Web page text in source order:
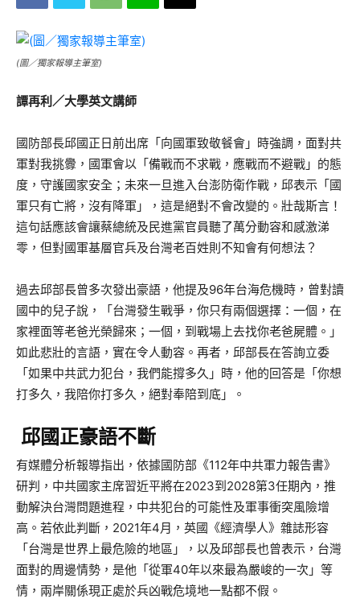
(圖／獨家報導主筆室)
譚再利／大學英文講師
國防部長邱國正日前出席「向國軍致敬餐會」時強調，面對共
軍對我挑釁，國軍會以「備戰而不求戰，應戰而不避戰」的態
度，守護國家安全；未來一旦進入台澎防衛作戰，邱表示「國
軍只有亡將，沒有降軍」，這是絕對不會改變的。壯哉斯言！
這句話應該會讓蔡總統及民進黨官員聽了萬分動容和感激涕
零，但對國軍基層官兵及台灣老百姓則不知會有何想法？
過去邱部長曾多次發出豪語，他提及96年台海危機時，曾對讀
國中的兒子說，「台灣發生戰爭，你只有兩個選擇：一個，在
家裡面等老爸光榮歸來；一個，到戰場上去找你老爸屍體。」
如此悲壯的言語，實在令人動容。再者，邱部長在答詢立委
「如果中共武力犯台，我們能撐多久」時，他的回答是「你想
打多久，我陪你打多久，絕對奉陪到底」。
邱國正豪語不斷
有媒體分析報導指出，依據國防部《112年中共軍力報告書》
研判，中共國家主席習近平將在2023到2028第3任期內，推
動解決台灣問題進程，中共犯台的可能性及軍事衝突風險增
高。若依此判斷，2021年4月，英國《經濟學人》雜誌形容
「台灣是世界上最危險的地區」，以及邱部長也曾表示，台灣
面對的周邊情勢，是他「從軍40年以來最為嚴峻的一次」等
情，兩岸關係現正處於兵凶戰危境地一點都不假。